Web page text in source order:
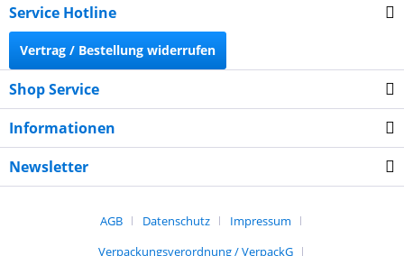
Service Hotline
Vertrag / Bestellung widerrufen
Shop Service
Informationen
Newsletter
AGB Datenschutz
Impressum
Verpackungsverordnung / VerpackG